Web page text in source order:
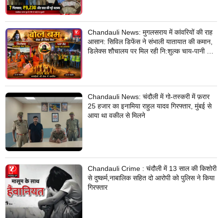
Chandauli News: मुगलसराय में कांवरियों की राह
आसान: सिविल डिफेंस ने संभाली यातायात की कमान,
डिलेक्स शौचालय पर मिल रही नि:शुल्क चाय-पानी की
Chandauli News: चंदौली में गो-तस्करी में फ़रार
25 हजार का इनामिया राहुल यादव गिरफ्तार, मुंबई से
आया था वकील से मिलने
Chandauli Crime : चंदौली में 13 साल की किशोरी
से दुष्कर्म,नाबालिक सहित दो आरोपी को पुलिस ने किया
गिरफ्तार